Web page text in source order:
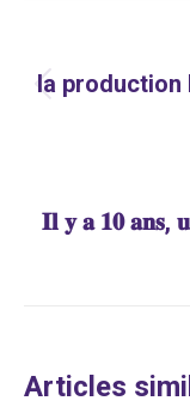
ARTICLE
la production
𝐈𝐥 𝐲 𝐚 𝟏𝟎 𝐚𝐧𝐬,
Articles